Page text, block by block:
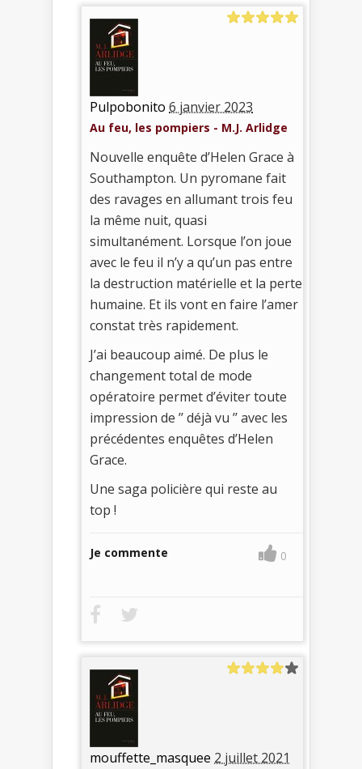
Pulpobonito 6 janvier 2023
Au feu, les pompiers - M.J. Arlidge
Nouvelle enquête d’Helen Grace à
Southampton. Un pyromane fait
des ravages en allumant trois feu
la même nuit, quasi
simultanément. Lorsque l’on joue
avec le feu il n’y a qu’un pas entre
la destruction matérielle et la perte
humaine. Et ils vont en faire l’amer
constat très rapidement.
J’ai beaucoup aimé. De plus le
changement total de mode
opératoire permet d’éviter toute
impression de ’’ déjà vu ’’ avec les
précédentes enquêtes d’Helen
Grace.
Une saga policière qui reste au
top !
Je commente 0
mouffette_masquee 2 juillet 2021